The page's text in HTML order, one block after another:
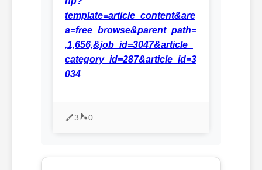
template=article_content&are
a=free_browse&parent_path=
,1,656,&job_id=3047&article_
category_id=287&article_id=3
034
3 0